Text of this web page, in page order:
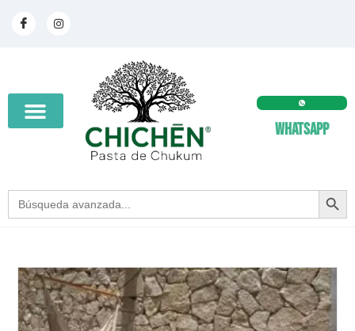
Whatsapp
Search
for:
SEARCH